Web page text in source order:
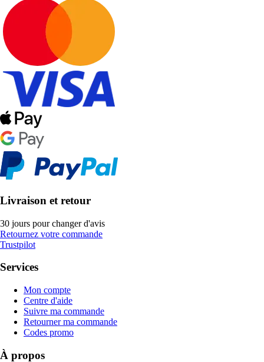
Livraison et retour
30 jours pour changer d'avis
Retournez votre commande
Trustpilot
Services
Mon compte
Centre d'aide
Suivre ma commande
Retourner ma commande
Codes promo
À propos